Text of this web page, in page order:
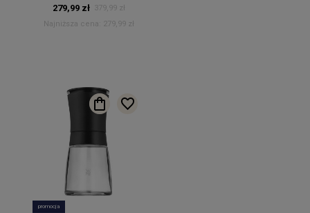
279,99 zł
379,99 zł
Najniższa cena:
279,99 zł
promocja